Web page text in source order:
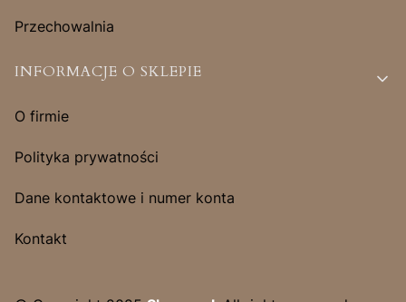
Przechowalnia
INFORMACJE O SKLEPIE
O firmie
Polityka prywatności
Dane kontaktowe i numer konta
Kontakt